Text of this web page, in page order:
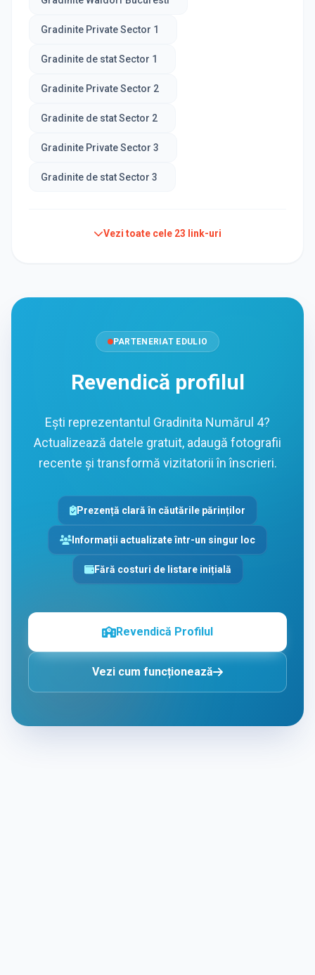
Gradinite Private Sector 1
Gradinite de stat Sector 1
Gradinite Private Sector 2
Gradinite de stat Sector 2
Gradinite Private Sector 3
Gradinite de stat Sector 3
Vezi toate cele 23 link-uri
PARTENERIAT EDULIO
Revendică profilul
Ești reprezentantul Gradinita Numărul 4?
Actualizează datele gratuit, adaugă fotografii
recente și transformă vizitatorii în înscrieri.
Prezență clară în căutările părinților
Informații actualizate într-un singur loc
Fără costuri de listare inițială
Revendică Profilul
Vezi cum funcționează